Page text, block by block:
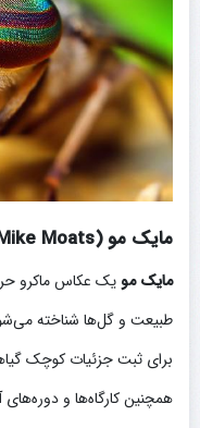
مایک مو (Mike Moats)
مایک مو یک عکاس ماکرو
طبیعت و گل‌ها شناخته
برای ثبت جزئیات کوچک
همچنین کارگاه‌ها و